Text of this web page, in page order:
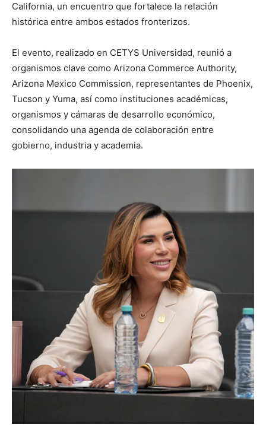
California, un encuentro que fortalece la relación
histórica entre ambos estados fronterizos.
El evento, realizado en CETYS Universidad, reunió a
organismos clave como Arizona Commerce Authority,
Arizona Mexico Commission, representantes de Phoenix,
Tucson y Yuma, así como instituciones académicas,
organismos y cámaras de desarrollo económico,
consolidando una agenda de colaboración entre
gobierno, industria y academia.